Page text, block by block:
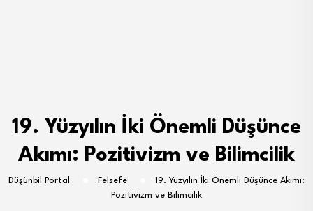
19. Yüzyılın İki Önemli Düşünce
Akımı: Pozitivizm ve Bilimcilik
Düşünbil Portal Felsefe
19. Yüzyılın İki Önemli Düşünce Akımı:
Pozitivizm ve Bilimcilik